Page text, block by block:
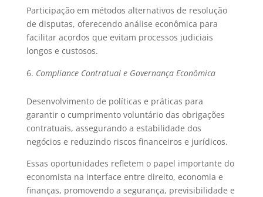
Participação em métodos alternativos de resolução
de disputas, oferecendo análise econômica para
facilitar acordos que evitam processos judiciais
longos e custosos.
Compliance Contratual e Governança Econômica
Desenvolvimento de políticas e práticas para
garantir o cumprimento voluntário das obrigações
contratuais, assegurando a estabilidade dos
negócios e reduzindo riscos financeiros e jurídicos.
Essas oportunidades refletem o papel importante do
economista na interface entre direito, economia e
finanças, promovendo a segurança, previsibilidade e